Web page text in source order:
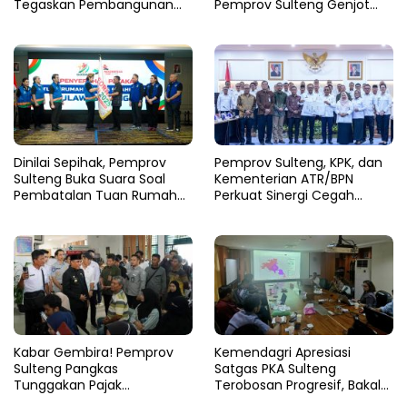
Tegaskan Pembangunan
Pemprov Sulteng Genjot
Dinilai Sepihak, Pemprov
Sulteng Buka Suara Soal
Pembatalan Tuan Rumah
Pemprov Sulteng, KPK, dan
Kementerian ATR/BPN
Perkuat Sinergi Cegah
Kabar Gembira! Pemprov
Sulteng Pangkas
Tunggakan Pajak
Kemendagri Apresiasi
Satgas PKA Sulteng
Terobosan Progresif, Bakal